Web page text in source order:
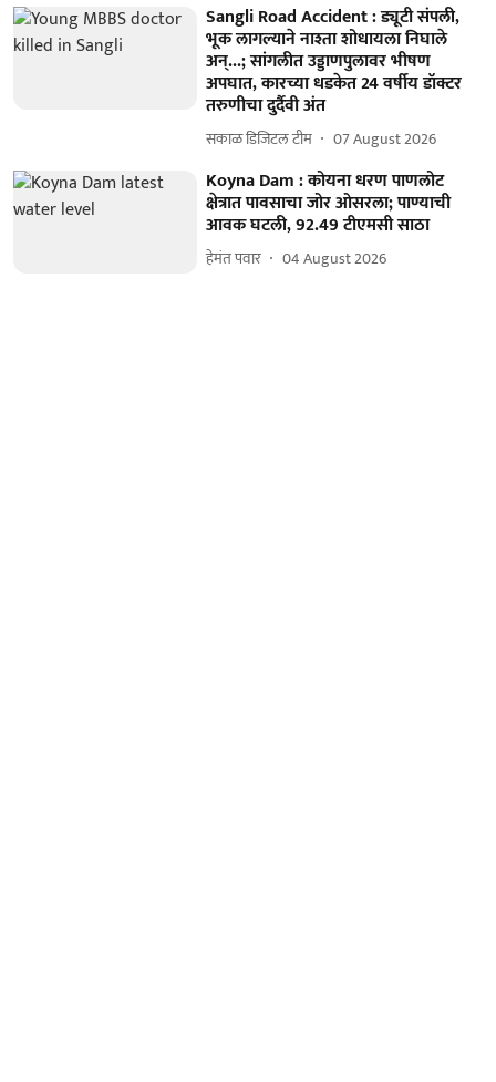
Sangli Road Accident : ड्यूटी संपली,
भूक लागल्याने नाश्ता शोधायला निघाले
अन्...; सांगलीत उड्डाणपुलावर भीषण
अपघात, कारच्या धडकेत 24 वर्षीय डॉक्टर
तरुणीचा दुर्दैवी अंत
सकाळ डिजिटल टीम 07 August 2026
Koyna Dam : कोयना धरण पाणलोट
क्षेत्रात पावसाचा जोर ओसरला; पाण्याची
आवक घटली, 92.49 टीएमसी साठा
हेमंत पवार 04 August 2026